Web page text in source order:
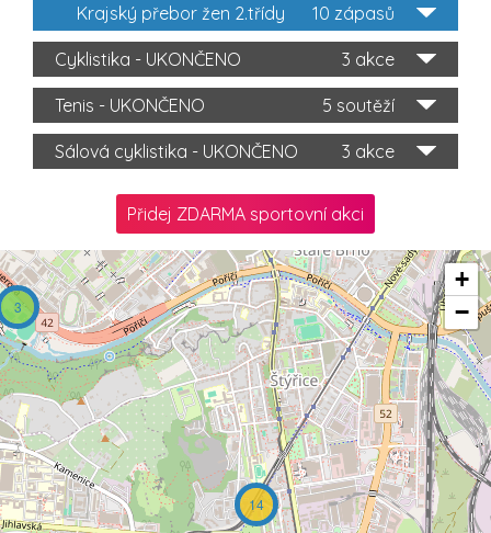
10 zápasů
Krajský přebor žen 2.třídy
3 akce
Cyklistika - UKONČENO
5 soutěží
Tenis - UKONČENO
3 akce
Sálová cyklistika - UKONČENO
Přidej ZDARMA sportovní akci
14
3
+
−